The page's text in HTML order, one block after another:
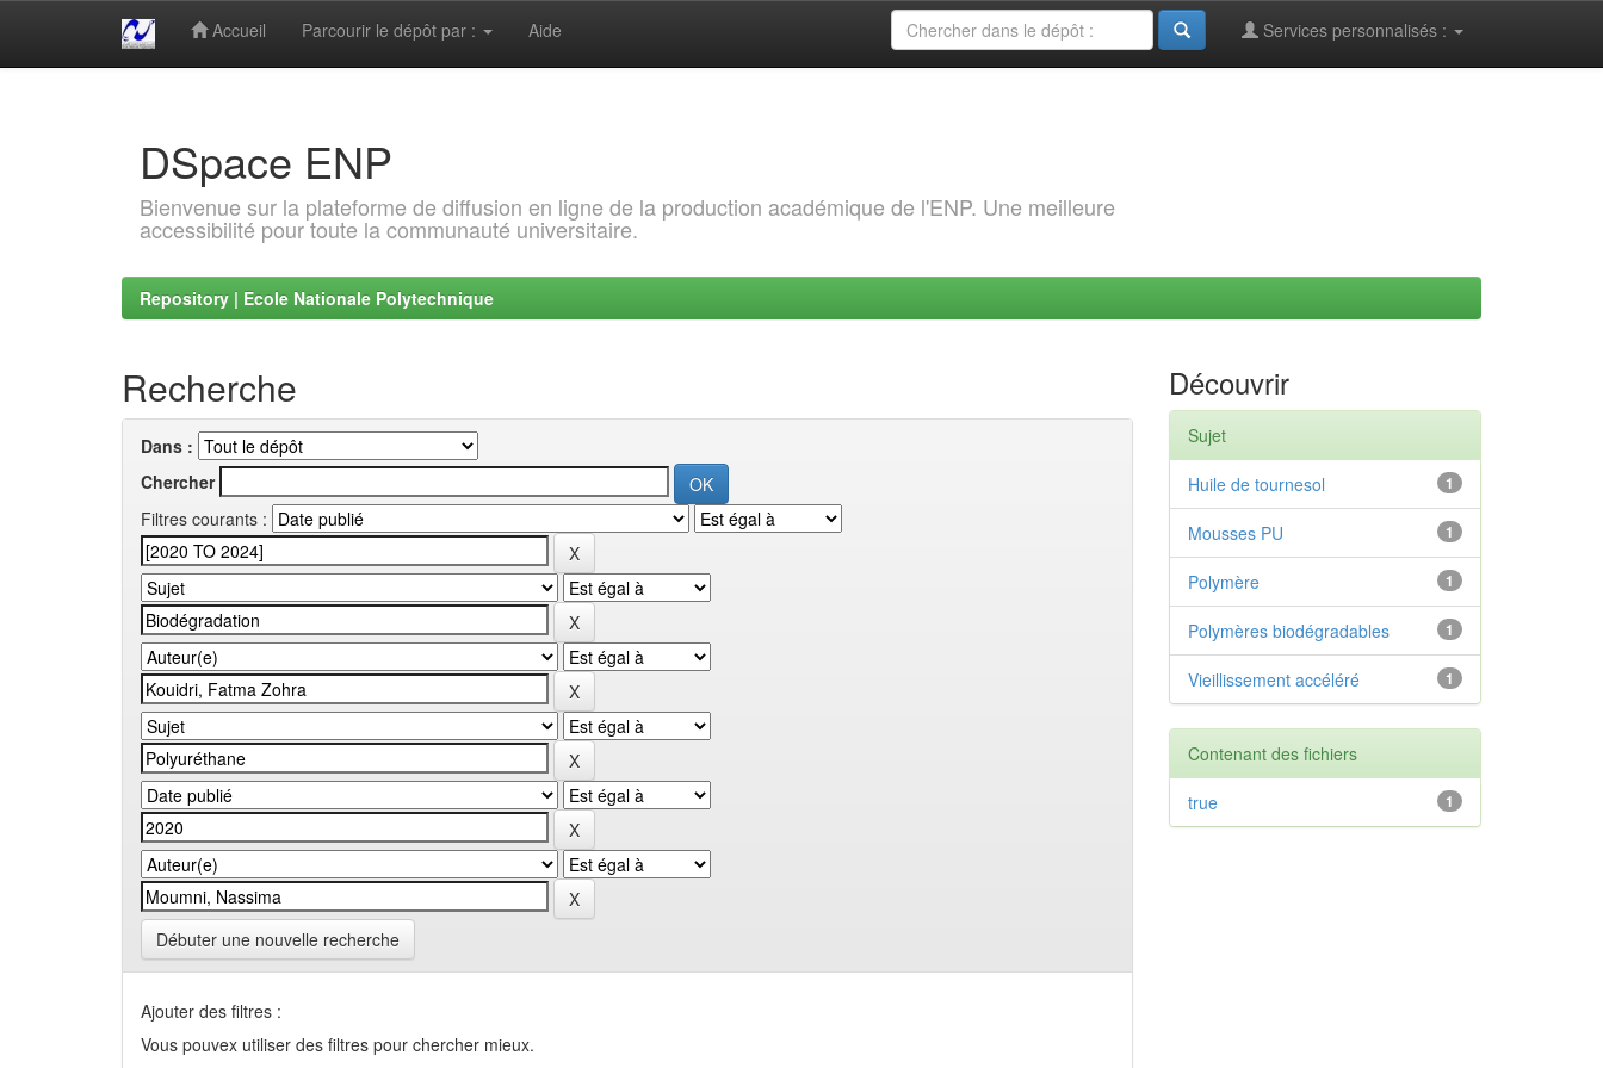
Accueil Parcourir le dépôt par : Aide Services personnalisés :
DSpace ENP
Bienvenue sur la plateforme de diffusion en ligne de la production académique de l'ENP. Une meilleure
accessibilité pour toute la communauté universitaire.
Repository | Ecole Nationale Polytechnique
Recherche
Dans :
Chercher
Filtres courants :
Débuter une nouvelle recherche
Ajouter des filtres :
Vous pouvex utiliser des filtres pour chercher mieux.
Découvrir
Sujet
1
Huile de tournesol
1
Mousses PU
1
Polymère
1
Polymères biodégradables
1
Vieillissement accéléré
Contenant des fichiers
1
true